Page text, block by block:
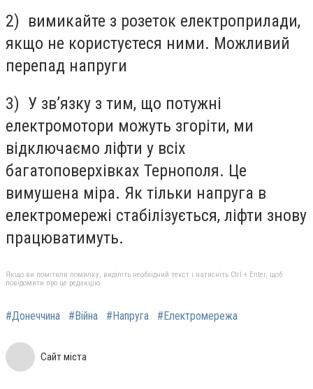
2) вимикайте з розеток електроприлади,
якщо не користуєтеся ними. Можливий
перепад напруги
3) У зв’язку з тим, що потужні
електромотори можуть згоріти, ми
відключаємо ліфти у всіх
багатоповерхівках Тернополя. Це
вимушена міра. Як тільки напруга в
електромережі стабілізується, ліфти знову
працюватимуть.
Якщо ви помітили помилку, виділіть необхідний текст і натисніть Ctrl + Enter, щоб
повідомити про це редакцію
#Донеччина #Війна #Напруга #Електромережа
Сайт міста